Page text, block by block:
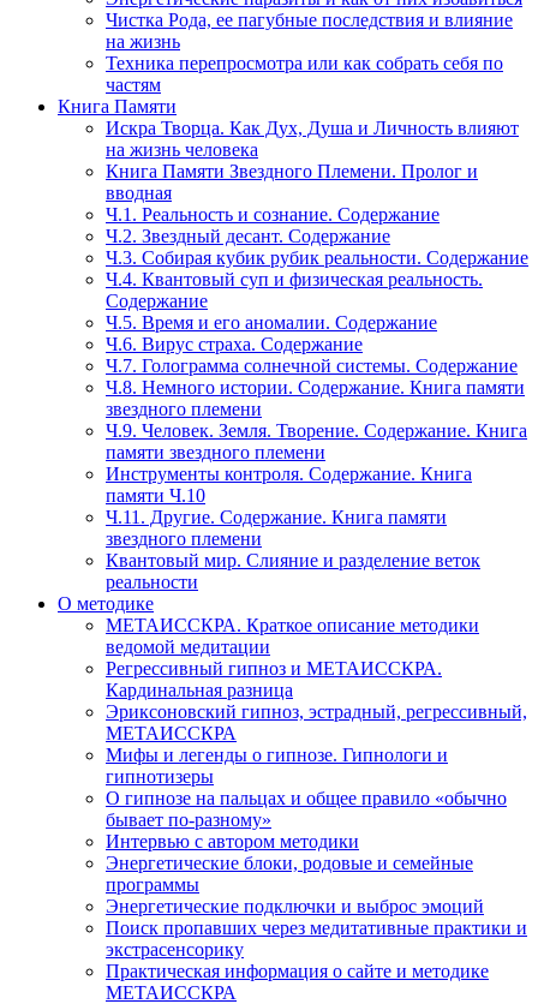
Чистка Рода, ее пагубные последствия и влияние
на жизнь
Техника перепросмотра или как собрать себя по
частям
Книга Памяти
Искра Творца. Как Дух, Душа и Личность влияют
на жизнь человека
Книга Памяти Звездного Племени. Пролог и
вводная
Ч.1. Реальность и сознание. Содержание
Ч.2. Звездный десант. Содержание
Ч.3. Собирая кубик рубик реальности. Содержание
Ч.4. Квантовый суп и физическая реальность.
Содержание
Ч.5. Время и его аномалии. Содержание
Ч.6. Вирус страха. Содержание
Ч.7. Голограмма солнечной системы. Содержание
Ч.8. Немного истории. Содержание. Книга памяти
звездного племени
Ч.9. Человек. Земля. Творение. Содержание. Книга
памяти звездного племени
Инструменты контроля. Содержание. Книга
памяти Ч.10
Ч.11. Другие. Содержание. Книга памяти
звездного племени
Квантовый мир. Слияние и разделение веток
реальности
О методике
МЕТАИССКРА. Краткое описание методики
ведомой медитации
Регрессивный гипноз и МЕТАИССКРА.
Кардинальная разница
Эриксоновский гипноз, эстрадный, регрессивный,
МЕТАИССКРА
Мифы и легенды о гипнозе. Гипнологи и
гипнотизеры
О гипнозе на пальцах и общее правило «обычно
бывает по-разному»
Интервью с автором методики
Энергетические блоки, родовые и семейные
программы
Энергетические подключки и выброс эмоций
Поиск пропавших через медитативные практики и
экстрасенсорику
Практическая информация о сайте и методике
МЕТАИССКРА